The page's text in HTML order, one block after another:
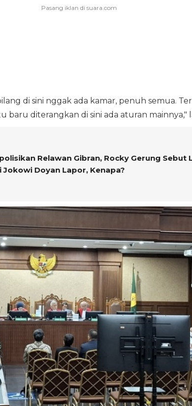
di sini nggak ada kamar, penuh semua.
baru diterangkan di sini ada aturan mainnya,"
Relawan Gibran, Rocky Gerung Sebut
Jokowi Doyan Lapor, Kenapa?